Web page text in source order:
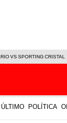
VS SPORTING CRISTAL
ÚLTIMO POLÍTICA